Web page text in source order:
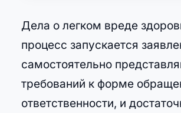
Дела о легком вреде
процесс запускается
самостоятельно
требований к форме
ответственности, и